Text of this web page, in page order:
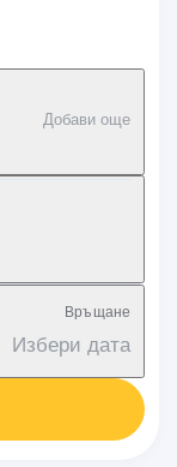
Добави още
Връщане
Избери дата